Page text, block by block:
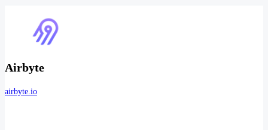
Airbyte
airbyte.io